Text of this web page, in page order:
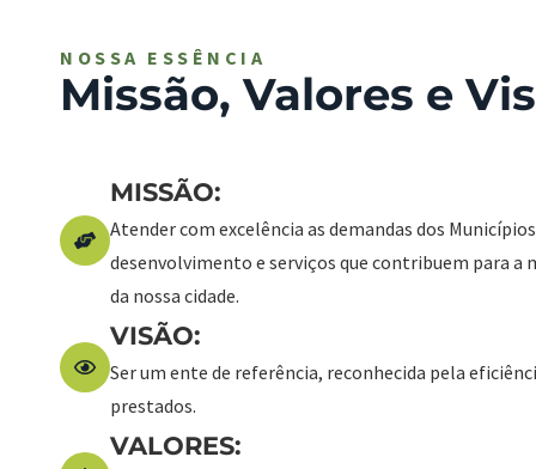
NOSSA ESSÊNCIA
Missão, Valores e
MISSÃO:
Atender com excelência as demandas dos
desenvolvimento e serviços que contribuem para a
da nossa cidade.
VISÃO:
Ser um ente de referência, reconhecida pela
prestados.
VALORES: